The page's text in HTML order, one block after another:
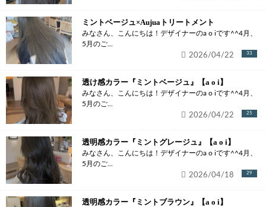
ミントベージュ×Aujuaトリートメント
みなさん、こんにちは！デザイナーのa o iです^^4月、
5月のご...
33
2026/04/22
透け感カラー『ミントベージュ』【a o i】
みなさん、こんにちは！デザイナーのa o iです^^4月、
5月のご...
25
2026/04/22
透明感カラー『ミントグレージュ』【a o i】
みなさん、こんにちは！デザイナーのa o iです^^4月、
5月のご...
29
2026/04/18
透明感カラー『ミントブラウン』【a o i】